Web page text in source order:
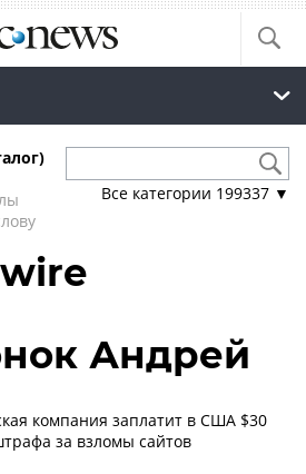
Все категории 199337 ▼
Андрей
компания заплатит в США $30
за взломы сайтов